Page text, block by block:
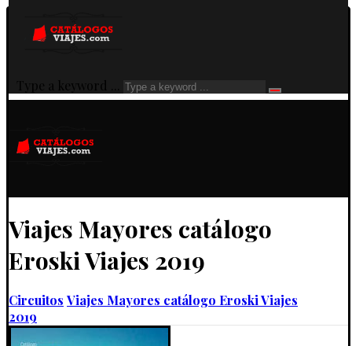
Type a keyword ...
Viajes Mayores catálogo
Eroski Viajes 2019
Circuitos Viajes Mayores catálogo Eroski Viajes
2019